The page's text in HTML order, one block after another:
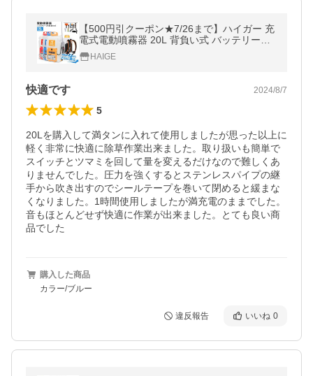
【500円引クーポン★7/26まで】ハイガー 充
電式電動噴霧器 20L 背負い式 バッテリー式
コードレス ノズル6種付 HG-KBS20L 1年保
証 HAIGE
快適です 2024/8/7
5
20Lを購入して満タンに入れて使用しましたが思った以上に
軽く非常に快適に除草作業出来ました。取り扱いも簡単で
スイッチとツマミを回して量を変えるだけなので難しくあ
りませんでした。圧力を強くするとステンレスパイプの継
手から吹き出すのでシールテープを巻いて閉めると緩まな
くなりました。1時間使用しましたが満充電のままでした。
音もほとんどせず快適に作業が出来ました。とても良い商
品でした
購入した商品
カラー/ブルー
違反報告 いいね 0